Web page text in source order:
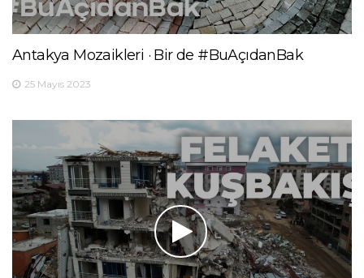
Antakya Mozaikleri · Bir de #BuAçıdanBak
25 Mayıs 2023